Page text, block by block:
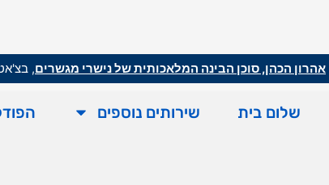
אהרון הכהן, סוכן הבינה המלאכותית של נישרי מגשרים,
שלום בית שירותים נוספים